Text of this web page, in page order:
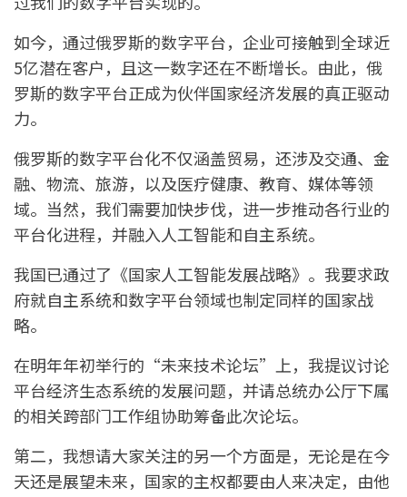
如今，通过俄罗斯的数字平台，企业可接触到全球近
5亿潜在客户，且这一数字还在不断增长。由此，俄
罗斯的数字平台正成为伙伴国家经济发展的真正驱动
力。
俄罗斯的数字平台化不仅涵盖贸易，还涉及交通、金
融、物流、旅游，以及医疗健康、教育、媒体等领
域。当然，我们需要加快步伐，进一步推动各行业的
平台化进程，并融入人工智能和自主系统。
我国已通过了《国家人工智能发展战略》。我要求政
府就自主系统和数字平台领域也制定同样的国家战
略。
在明年年初举行的“未来技术论坛”上，我提议讨论
平台经济生态系统的发展问题，并请总统办公厅下属
的相关跨部门工作组协助筹备此次论坛。
第二，我想请大家关注的另一个方面是，无论是在今
天还是展望未来，国家的主权都要由人来决定，由他